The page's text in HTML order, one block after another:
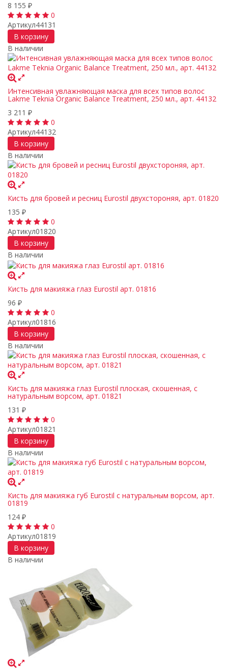
8 155 ₽
0
Артикул44131
В корзину
В наличии
Интенсивная увлажняющая маска для всех типов волос
Lakme Teknia Organic Balance Treatment, 250 мл., арт. 44132
3 211 ₽
0
Артикул44132
В корзину
В наличии
Кисть для бровей и ресниц Eurostil двухстороняя, арт. 01820
135 ₽
0
Артикул01820
В корзину
В наличии
Кисть для макияжа глаз Eurostil арт. 01816
96 ₽
0
Артикул01816
В корзину
В наличии
Кисть для макияжа глаз Eurostil плоская, скошенная, с
натуральным ворсом, арт. 01821
131 ₽
0
Артикул01821
В корзину
В наличии
Кисть для макияжа губ Eurostil с натуральным ворсом, арт.
01819
124 ₽
0
Артикул01819
В корзину
В наличии